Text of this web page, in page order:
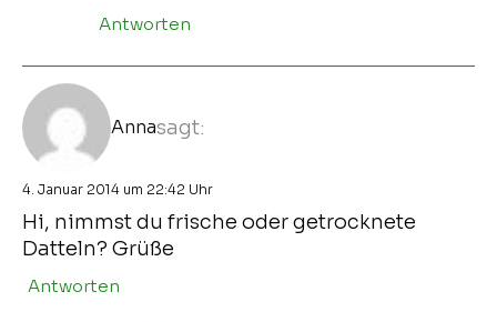
Antworten
Annasagt:
4. Januar 2014 um 22:42 Uhr
Hi, nimmst du frische oder getrocknete
Datteln? Grüße
Antworten